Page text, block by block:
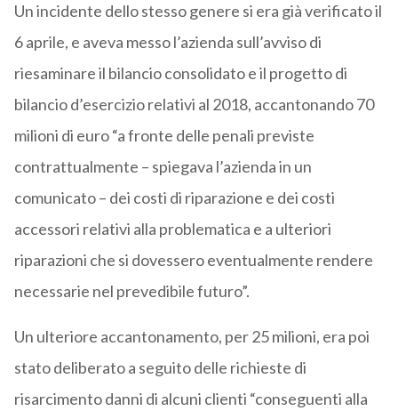
Un incidente dello stesso genere si era già verificato il
6 aprile, e aveva messo l’azienda sull’avviso di
riesaminare il bilancio consolidato e il progetto di
bilancio d’esercizio relativi al 2018, accantonando 70
milioni di euro “a fronte delle penali previste
contrattualmente – spiegava l’azienda in un
comunicato – dei costi di riparazione e dei costi
accessori relativi alla problematica e a ulteriori
riparazioni che si dovessero eventualmente rendere
necessarie nel prevedibile futuro”.
Un ulteriore accantonamento, per 25 milioni, era poi
stato deliberato a seguito delle richieste di
risarcimento danni di alcuni clienti “conseguenti alla